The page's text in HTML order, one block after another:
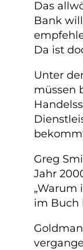
Das
Bank
Da ist
Unter
müssen
Greg
Jahr
„Warum
im Buch